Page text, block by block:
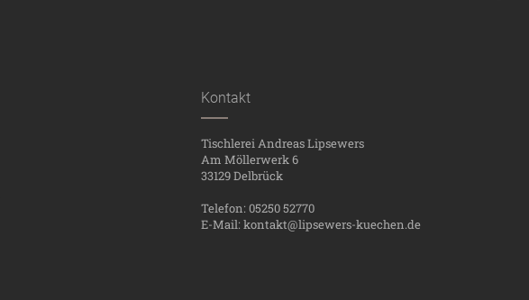
Kontakt
Tischlerei Andreas Lipsewers
Am Möllerwerk 6
33129 Delbrück
Telefon: 05250 52770
E-Mail: kontakt@lipsewers-kuechen.de